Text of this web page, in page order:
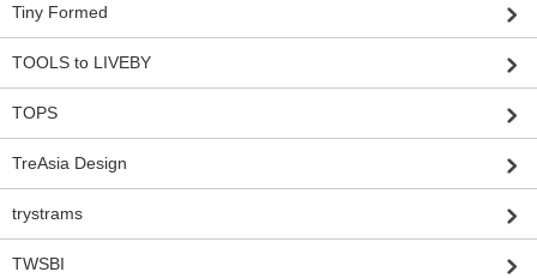
Tiny Formed
TOOLS to LIVEBY
TOPS
TreAsia Design
trystrams
TWSBI